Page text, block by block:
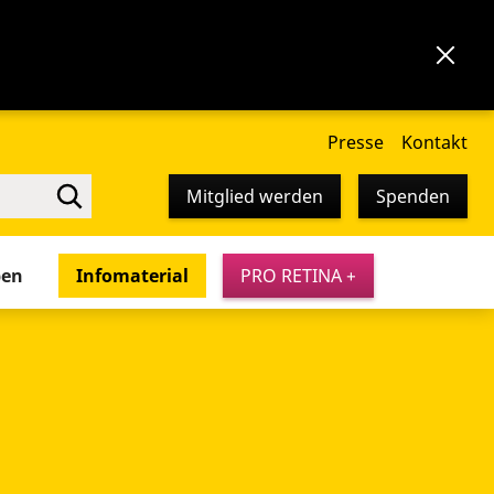
Presse Kontakt
Mitglied werden Spenden
Infomaterial PRO RETINA +